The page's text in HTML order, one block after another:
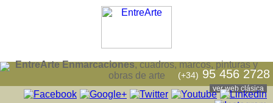
EntreArte Enmarcaciones, cuadros, marcos, pinturas y
obras de arte
ver web clásica
(+34) 95 456 2728